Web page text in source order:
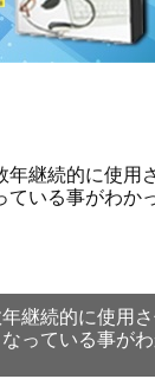
継続的に使用
っている事が